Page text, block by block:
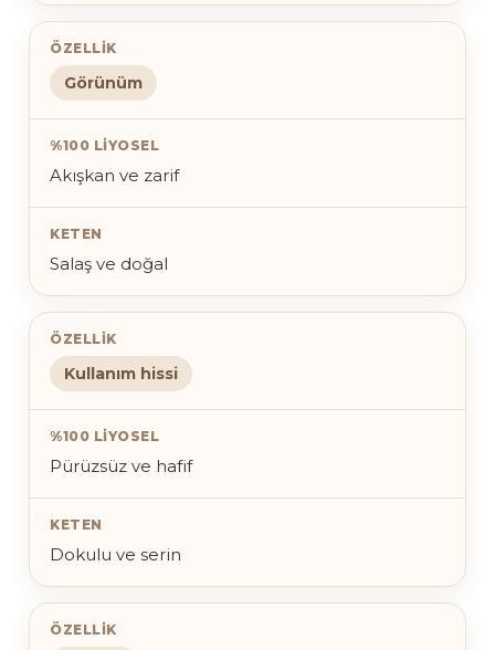
Görünüm
Akışkan ve zarif
Salaş ve doğal
Kullanım hissi
Pürüzsüz ve hafif
Dokulu ve serin